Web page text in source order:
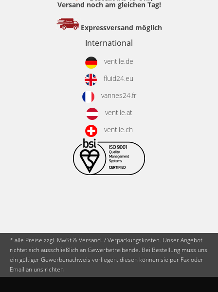
Versand noch am gleichen Tag!
Expressversand möglich
International
ventile.de
fluid24.eu
vannes24.fr
ventile.at
ventile.ch
* alle Preise zzgl. MwSt & Versand- / Verpackungskosten. Unser Angebot
richtet sich ausschließlich an Gewerbetreibende. Bei Bestellung muss uns
ein gültiger Gewerbenachweis vorliegen, diesen können sie per Fax oder
Email an uns richten